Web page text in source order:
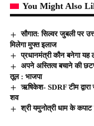
You Might Also
सौगात: सिल्वर जुबली पर
मिलेगा मुफ्त इलाज
प्रधानमंत्री कौन बनेगा यह
अपने अस्तित्व बचाने की
तूल : भाजपा
ऋषिकेश- SDRF टीम द्वारा
शव
श्री यमुनोत्री धाम के